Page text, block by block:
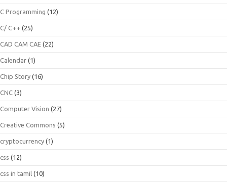
C Programming (12)
C/ C++ (25)
CAD CAM CAE (22)
Calendar (1)
Chip Story (16)
CNC (3)
Computer Vision (27)
Creative Commons (5)
cryptocurrency (1)
css (12)
css in tamil (10)